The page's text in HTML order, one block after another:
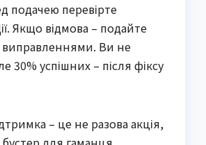
подачею перевірте
Якщо відмова – подайте
виправленнями. Ви не
30% успішних – після фіксу
– це не разова акція,